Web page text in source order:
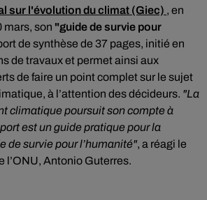
sur l'évolution du climat (Giec) , en
mars, son "guide de survie pour
de synthèse de 37 pages, initié en
de travaux et permet ainsi aux
de faire un point complet sur le sujet
à l’attention des décideurs. "La
climatique poursuit son compte à
est un guide pratique pour la
de survie pour l’humanité", a réagi le
l’ONU, Antonio Guterres.